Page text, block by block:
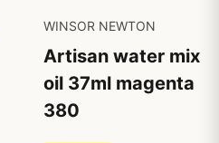
WINSOR NEWTON
Artisan water mix
oil 37ml magenta
380